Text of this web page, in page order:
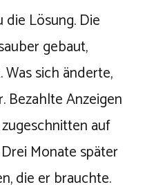
die Lösung. Die
gebaut,
sich änderte,
Bezahlte Anzeigen
auf
Monate später
die er brauchte.